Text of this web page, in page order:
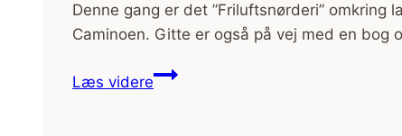
Denne gang er det ”Friluftsnørderi”
Caminoen. Gitte er også på vej med en bog
Læs videre[Podcasts]